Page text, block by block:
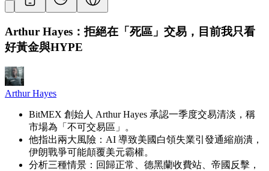
Arthur Hayes：拒絕在「死區」交易，目前我只看
好黃金與HYPE
Arthur Hayes
BitMEX 創始人 Arthur Hayes 承認一季度交易清淡，稱
市場為「不可交易區」。
他指出兩大風險：AI 導致美國白領失業引發通縮崩潰，
伊朗戰爭可能顛覆美元霸權。
分析三種情景：回歸正常、德黑蘭收費站、帝國反擊，